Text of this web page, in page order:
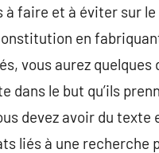
faire et à éviter sur
en
vous aurez quelques
dans le but qu’ils
devez avoir du texte
liés à une